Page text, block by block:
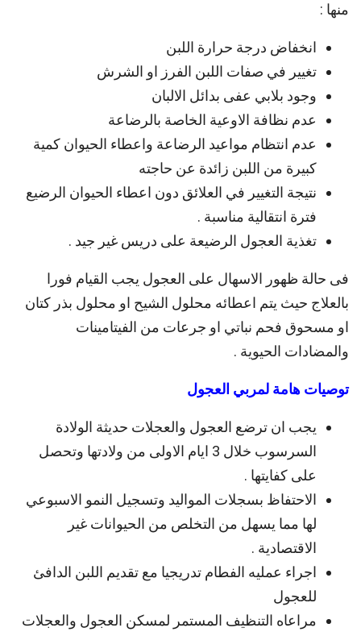
منها :
انخفاض درجة حرارة اللبن
تغيير في صفات اللبن الفرز او الشرش
وجود بلابي عفى بدائل الالبان
عدم نظافة الاوعية الخاصة بالرضاعة
عدم انتظام مواعيد الرضاعة واعطاء الحيوان كمية
كبيرة من اللبن زائدة عن حاجته
نتيجة التغيير في العلائق دون اعطاء الحيوان الرضيع
فترة انتقالية مناسبة .
تغذية العجول الرضيعة على دريس غير جيد .
فى حالة ظهور الاسهال على العجول يجب القيام فورا
بالعلاج حيث يتم اعطائه محلول الشيح او محلول بذر كتان
او مسحوق فحم نباتي او جرعات من الفيتامينات
والمضادات الحيوية .
توصيات هامة لمربي العجول
يجب ان ترضع العجول والعجلات حديثة الولادة
السرسوب خلال 3 ايام الاولى من ولادتها وتحصل
على كفايتها .
الاحتفاظ بسجلات المواليد وتسجيل النمو الاسبوعي
لها مما يسهل من التخلص من الحيوانات غير
الاقتصادية .
اجراء عمليه الفطام تدريجيا مع تقديم اللبن الدافئ
للعجول
مراعاه التنظيف المستمر لمسكن العجول والعجلات